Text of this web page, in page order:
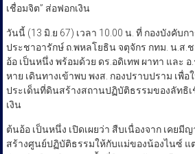
เชื่อมจิต” ส่อฟอกเงิน
วันนี้ (13 มิ.ย 67) เวลา 10.00 น. ที่ กองบังคับก
ประชาอารักษ์ ถ.พหลโยธิน จตุจักร กทม. น.ส.
อ้อ เป็นหนึ่ง พร้อมด้วย ดร.อดิเทพ ผาทา และ
หาย เดินทางเข้าพบ พงส. กองปราบปราม เพื่อ
ประเด็นที่ดินสร้างสถานปฏิบัติธรรมของลัทธิ
เงิน
ต้นอ้อ เป็นหนึ่ง เปิดเผยว่า สืบเนื่องจาก เคย
สร้างศูนย์ปฏิบัติธรรมให้กับแม่ของน้องไนซ์